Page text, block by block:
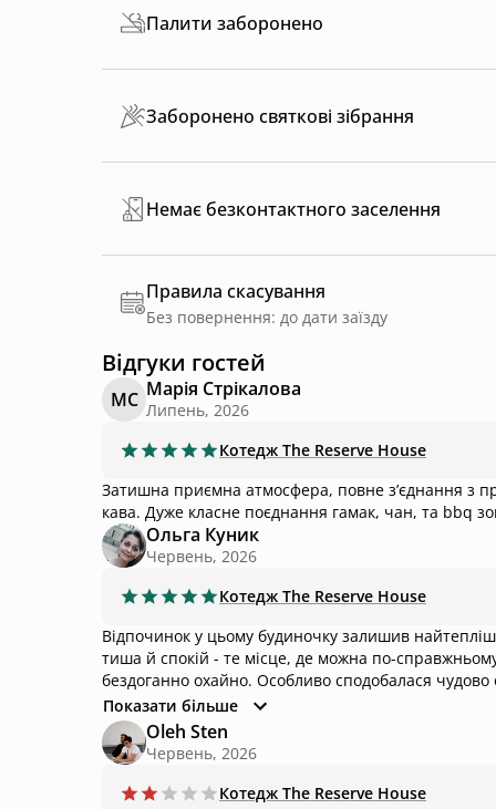
Палити заборонено
Заборонено святкові зібрання
Немає безконтактного заселення
Правила скасування
Без повернення: до дати заїзду
Відгуки гостей
МС Марія Стрікалова
Липень, 2026
Котедж The Reserve House
Затишна приємна атмосфера, повне зʼєднання з
кава. Дуже класне поєднання гамак, чан, та bbq
Ольга Куник
Червень, 2026
Котедж The Reserve House
Відпочинок у цьому будиночку залишив найтепліші враження! Навколо неймовірно
тиша й спокій - те місце, де можна по-
бездоганно охайно. Особливо сподобалася
перебування. Зручне велике ліжко, дивани
затишку, де хочеться проводити кожну вільну
серед природи. Все відповідає фото та опису. Щиро дякую господарям за турботу, комфорт і чудову атмосферу. Це
місце, куди хочеться повертатися знову і знову.
якісний відпочинок! 🌿✨
Показати більше
Oleh Sten
Червень, 2026
Котедж The Reserve House